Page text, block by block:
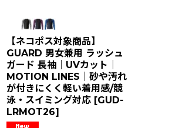
【ネコポス対象商品】
GUARD 男女兼用 ラッシュ
ガード 長袖｜UVカット｜
MOTION LINES｜砂や汚れ
が付きにくく軽い着用感/競
泳・スイミング対応 [GUD-
LRMOT26]